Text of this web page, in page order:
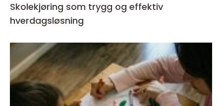
Skolekjøring som trygg og effektiv
hverdagsløsning